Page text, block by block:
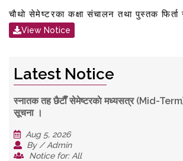
चाैथाे सेमेष्टरका कक्षा संचालन तथा पुस्तक फिर्ता
View Notice
Latest Notice
स्नातक तह छैटाैँ सेमेष्टरकाे मध्यसत्र (Mid-Term)
सूचना ।
Aug 5, 2026
By / Admin
Notice for: All